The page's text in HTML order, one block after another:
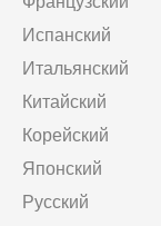
Испанский
Итальянский
Китайский
Корейский
Японский
Русский